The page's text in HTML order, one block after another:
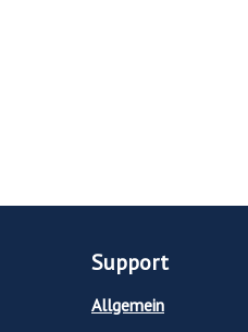
Support
Allgemein